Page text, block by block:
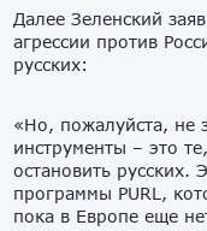
Далее Зеленский
агрессии против
русских:
«Но, пожалуйста, не
инструменты – это
остановить русских.
программы PURL,
пока в Европе еще